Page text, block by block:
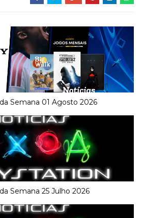
Semana 01 Agosto 2026
Semana 25 Julho 2026